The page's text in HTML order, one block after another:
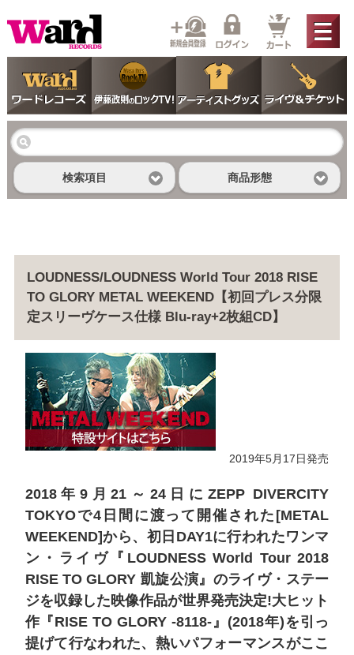
検索項目 商品形態
LOUDNESS/LOUDNESS World Tour 2018 RISE
TO GLORY METAL WEEKEND【初回プレス分限
定スリーヴケース仕様 Blu-ray+2枚組CD】
2019年5月17日発売
2018年9月21～24日にZEPP DIVERCITY
TOKYOで4日間に渡って開催された[METAL
WEEKEND]から、初日DAY1に行われたワンマ
ン・ライヴ『LOUDNESS World Tour 2018
RISE TO GLORY 凱旋公演』のライヴ・ステー
ジを収録した映像作品が世界発売決定!大ヒット
作『RISE TO GLORY -8118-』(2018年)を引っ
提げて行なわれた、熱いパフォーマンスがここ